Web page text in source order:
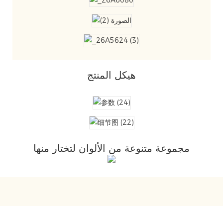
هيكل المنتج
مجموعة متنوعة من الألوان لتختار منها